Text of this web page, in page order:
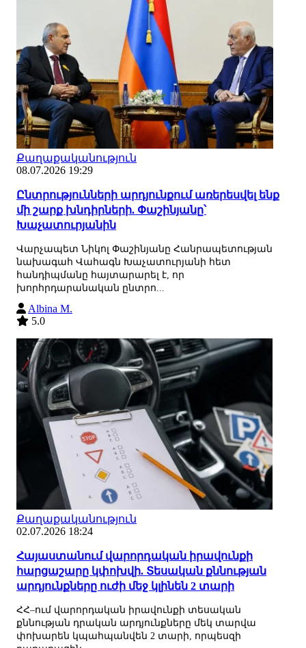
Քաղաքականություն
08.07.2026 19:29
Ընտրությունների արդյունքում առերեսվել ենք
մի շարք խնդիրների. Փաշինյանը՝
Խաչատուրյանին
Վարչապետ Նիկոլ Փաշինյանը Հանրապետության
նախագահ Վահագն Խաչատուրյանի հետ
հանդիպմանը հայտարարել է, որ
խորհրդարանական ընտրո...
Albina M.
5.0
Քաղաքականություն
02.07.2026 18:24
Հայաստանում վարորդական իրավունքի
հարցաշարը կփոխվի. Տեսական քննության
արդյունքները ուժի մեջ կլինեն 2 տարի
ՀՀ–ում վարորդական իրավունքի տեսական
քննության դրական արդյունքները մեկ տարվա
փոխարեն կպահպանվեն 2 տարի, որպեսզի